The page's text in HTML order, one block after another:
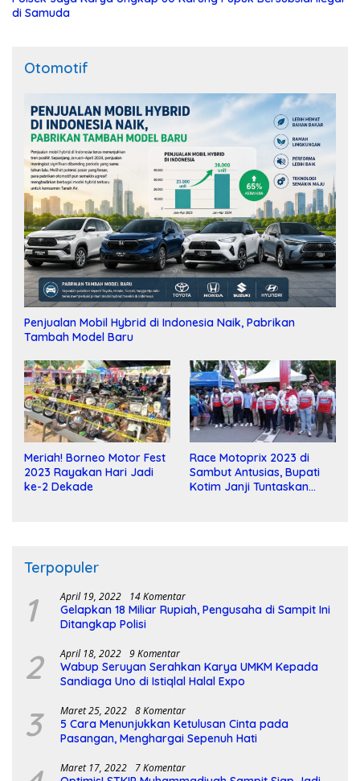
di Samuda
Otomotif
Penjualan Mobil Hybrid di Indonesia Naik, Pabrikan
Tambah Model Baru
Meriah! Borneo Motor Fest
2023 Rayakan Hari Jadi
ke-2 Dekade
Race Motoprix 2023 di
Sambut Antusias, Bupati
Kotim Janji Tuntaskan
Terpopuler
1 April 19, 2022 14 Komentar
Gelapkan 18 Miliar Rupiah, Pengusaha di Sampit Ini
Ditangkap Polisi
2 April 18, 2022 9 Komentar
Wabup Seruyan Serahkan Karya UMKM Kepada
Sandiaga Uno di Istiqlal Halal Expo
3 Maret 25, 2022 8 Komentar
5 Cara Menunjukkan Ketulusan Cinta pada
Pasangan, Menghargai Sepenuh Hati
Maret 17, 2022 7 Komentar